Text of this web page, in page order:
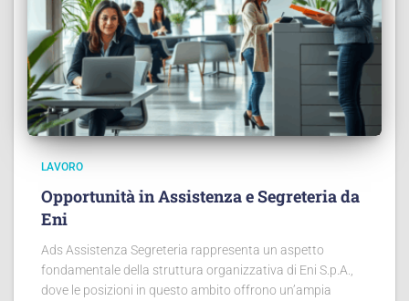
LAVORO
Opportunità in Assistenza e Segreteria da
Eni
Ads Assistenza Segreteria rappresenta un aspetto
fondamentale della struttura organizzativa di Eni S.p.A.,
dove le posizioni in questo ambito offrono un’ampia